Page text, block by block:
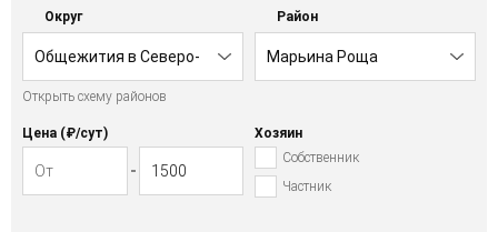
Округ
Общежития в Северо-
Восточном АО
Открыть схему районов
Район
Марьина Роща
Цена (₽/cут)
Хозяин
Собственник
Частник